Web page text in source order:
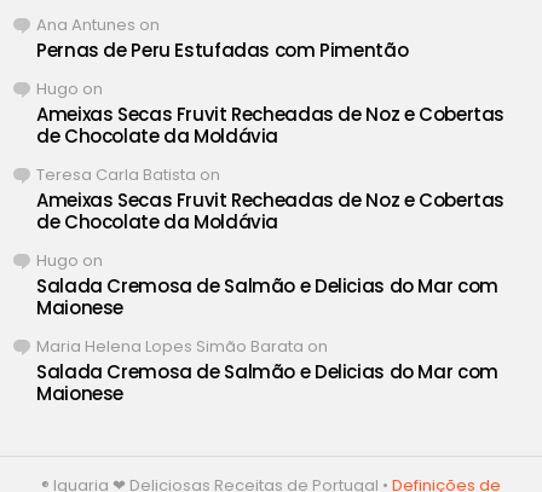
Ana Antunes on
Pernas de Peru Estufadas com Pimentão
Hugo on
Ameixas Secas Fruvit Recheadas de Noz e Cobertas
de Chocolate da Moldávia
Teresa Carla Batista on
Ameixas Secas Fruvit Recheadas de Noz e Cobertas
de Chocolate da Moldávia
Hugo on
Salada Cremosa de Salmão e Delicias do Mar com
Maionese
Maria Helena Lopes Simão Barata on
Salada Cremosa de Salmão e Delicias do Mar com
Maionese
® Iguaria ❤ Deliciosas Receitas de Portugal • Definições de